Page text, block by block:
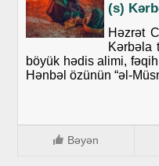
(s)
Həzrət
Kərbəla
böyük hədis alimi,
Hənbəl özünün “əl-
Bəyən